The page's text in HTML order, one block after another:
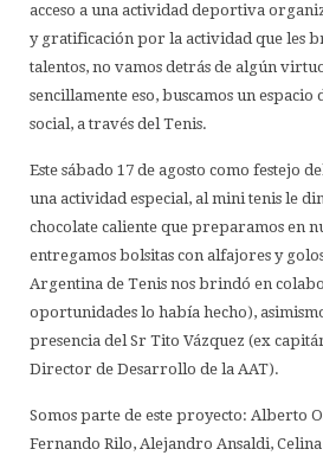
acceso a una actividad deportiva
y gratificación por la actividad que les
talentos, no vamos detrás de algún
sencillamente eso, buscamos un
social, a través del Tenis.
Este sábado 17 de agosto como festejo
una actividad especial, al mini tenis le
chocolate caliente que preparamos en
entregamos bolsitas con alfajores y
Argentina de Tenis nos brindó en
oportunidades lo había hecho),
presencia del Sr Tito Vázquez (ex
Director de Desarrollo de la AAT).
Somos parte de este proyecto: Alberto
Fernando Rilo, Alejandro Ansaldi,